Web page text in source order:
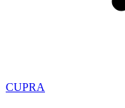
CUPRA